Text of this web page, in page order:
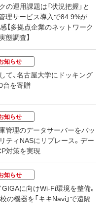
の運用課題は「状況把握」と
管理サービス導入で84.9%が
【多拠点企業のネットワーク
態調査】
知らせ
て、名古屋大学にドッキング
台を寄贈
知らせ
管理のデータサーバーをバッ
ティNASにリプレース。デー
対策を実現
知らせ
に向けWi-Fi環境を整備。
の機器を「キキNavi」で遠隔